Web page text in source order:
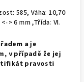
585, Váha: 10,70
> 6 mm ,Třída: VI.
a je
v případě že jej
pravosti